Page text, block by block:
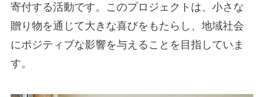
寄付する活動です。このプロジェクトは、小さな
贈り物を通じて大きな喜びをもたらし、地域社会
にポジティブな影響を与えることを目指していま
す。